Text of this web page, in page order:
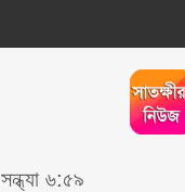
সন্ধ্যা ৬:৫৯